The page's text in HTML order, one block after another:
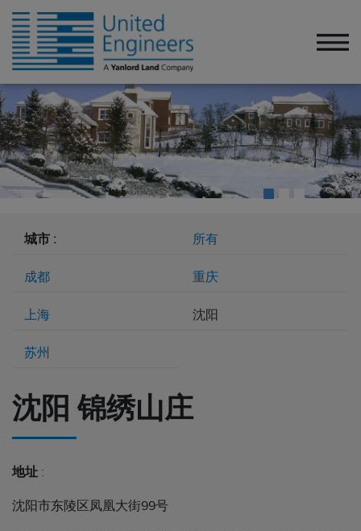
城市 : 所有
成都 重庆
上海 沈阳
苏州
沈阳 锦绣山庄
地址 :
沈阳市东陵区凤凰大街99号